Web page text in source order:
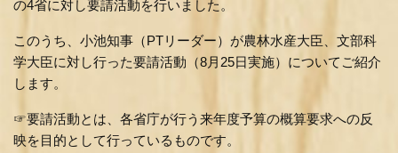
の4省に対し要請活動を行いました。
このうち、小池知事（PTリーダー）が農林水産大臣、文部科
学大臣に対し行った要請活動（8月25日実施）についてご紹介
します。
☞要請活動とは、各省庁が行う来年度予算の概算要求への反
映を目的として行っているものです。